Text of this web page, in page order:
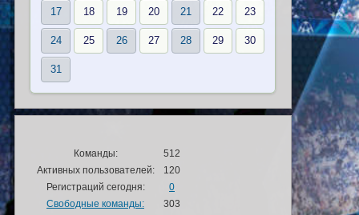
17 18 19 20 21 22 23
24 25 26 27 28 29 30
31
Команды:
512
Активных пользователей:
120
Регистраций сегодня:
0
Свободные команды:
303